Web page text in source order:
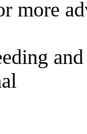
more